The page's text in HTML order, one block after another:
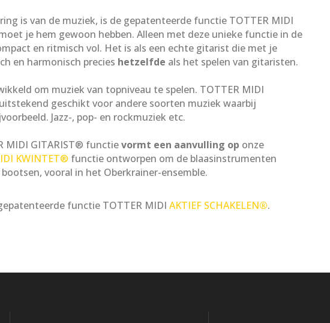
is van de muziek, is de gepatenteerde functie TOTTER MIDI
je hem gewoon hebben. Alleen met deze unieke functie in de
en ritmisch vol. Het is als een echte gitarist die met je
en harmonisch precies hetzelfde als het spelen van gitaristen.
om muziek van topniveau te spelen. TOTTER MIDI
geschikt voor andere soorten muziek waarbij
Jazz-, pop- en rockmuziek etc.
MIDI GITARIST® functievormt een aanvulling op onze
KWINTET® functie ontworpen om de blaasinstrumenten
vooral in het Oberkrainer-ensemble.
functie TOTTER MIDI AKTIEF SCHAKELEN®.